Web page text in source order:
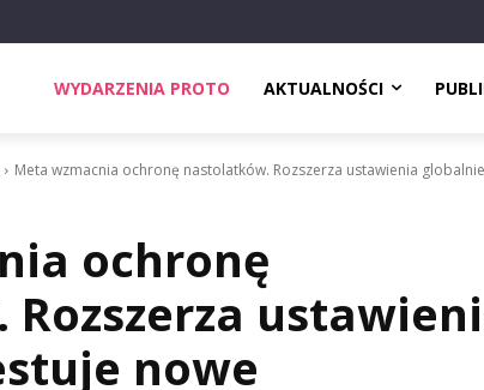
WYDARZENIA PROTO AKTUALNOŚCI
Meta wzmacnia ochronę nastolatków. Rozszerza ustawienia
ochronę
nowe